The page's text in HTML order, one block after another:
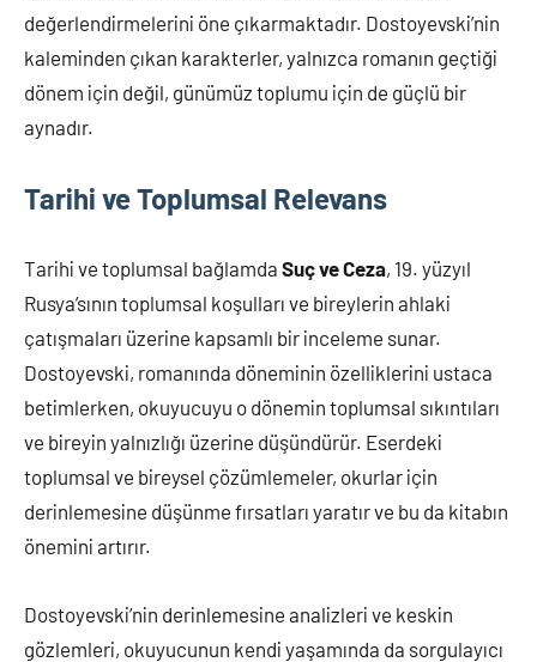
değerlendirmelerini öne çıkarmaktadır. Dostoyevski’nin
kaleminden çıkan karakterler, yalnızca romanın geçtiği
dönem için değil, günümüz toplumu için de güçlü bir
aynadır.
Tarihi ve Toplumsal Relevans
Tarihi ve toplumsal bağlamda Suç ve Ceza, 19. yüzyıl
Rusya’sının toplumsal koşulları ve bireylerin ahlaki
çatışmaları üzerine kapsamlı bir inceleme sunar.
Dostoyevski, romanında döneminin özelliklerini ustaca
betimlerken, okuyucuyu o dönemin toplumsal sıkıntıları
ve bireyin yalnızlığı üzerine düşündürür. Eserdeki
toplumsal ve bireysel çözümlemeler, okurlar için
derinlemesine düşünme fırsatları yaratır ve bu da kitabın
önemini artırır.
Dostoyevski’nin derinlemesine analizleri ve keskin
gözlemleri, okuyucunun kendi yaşamında da sorgulayıcı